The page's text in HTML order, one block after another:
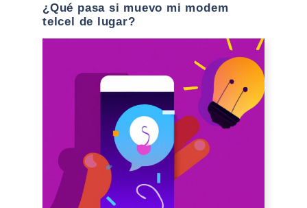
¿Qué pasa si muevo mi modem
telcel de lugar?